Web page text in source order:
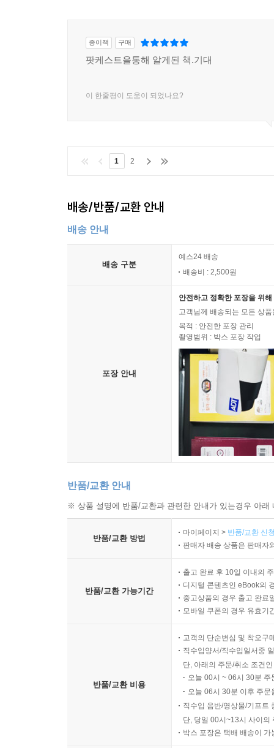
종이책 구매
팟케스트을통해 알게된 책.기대
이 한줄평이 도움이 되었나요?
1 2
배송/반품/교환 안내
배송 안내
배송 구분
예스24 배송
배송비 : 2,500원
포장 안내
안전하고 정확한 포장을 위
고객님께 배송되는 모든 상
목적 : 안전한 포장 관리
촬영범위 : 박스 포장 작업
반품/교환 안내
※ 상품 설명에 반품/교환과 관련한 안내가 있는경우 아
반품/교환 방법
마이페이지 > 반품/교환 신
판매자 배송 상품은 판매자
반품/교환 가능기간
출고 완료 후 10일 이내의
디지털 콘텐츠인 eBook의
중고상품의 경우 출고 완료
모바일 쿠폰의 경우 유효기
반품/교환 비용
고객의 단순변심 및 착오구
직수입양서/직수입일서중
단, 아래의 주문/취소 조건
오늘 00시 ~ 06시 30분
오늘 06시 30분 이후 주
직수입 음반/영상물/기프트
단, 당일 00시~13시 사이의
박스 포장은 택배 배송이